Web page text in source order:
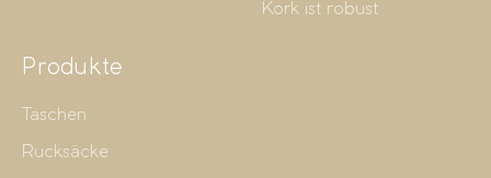
Kork ist robust
Produkte
Taschen
Rucksäcke